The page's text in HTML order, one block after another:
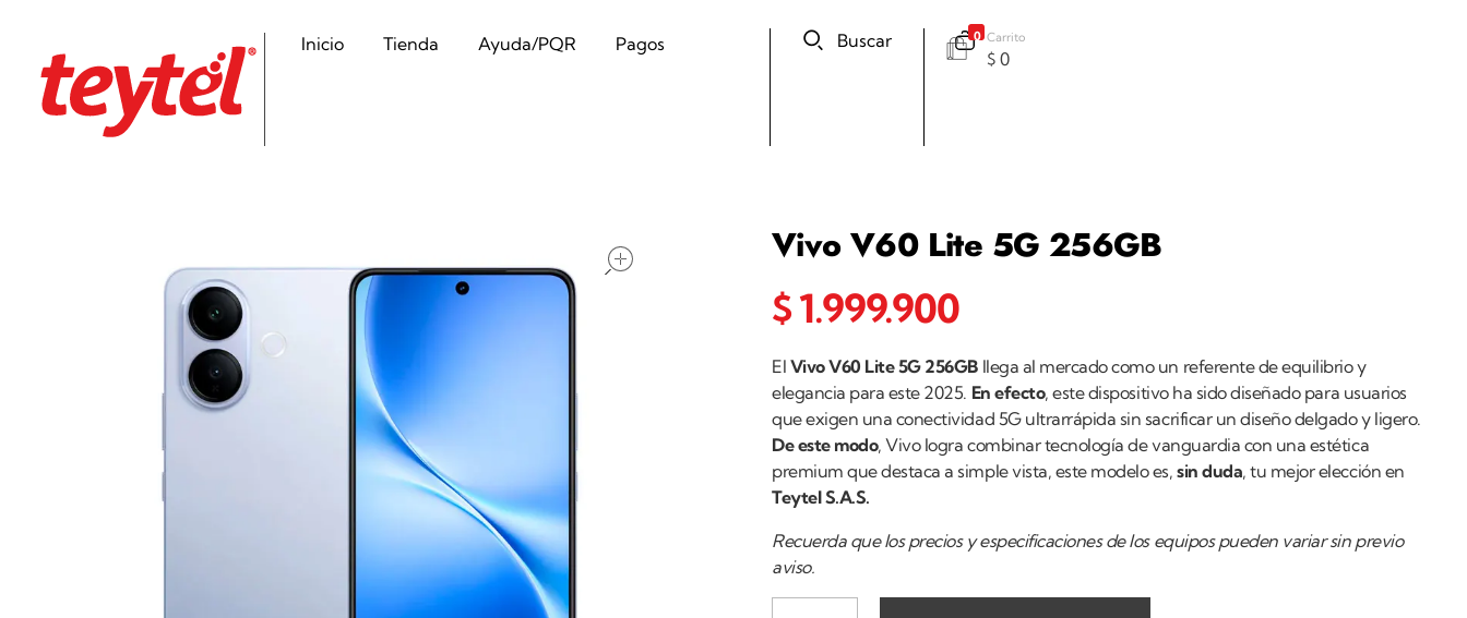
Inicio Tienda Ayuda/PQR Pagos Buscar 0 Carrito
$0
Vivo V60 Lite 5G 256GB
$1.999.900
El Vivo V60 Lite 5G 256GB llega al mercado como un referente de equilibrio y
elegancia para este 2025. En efecto, este dispositivo ha sido diseñado para usuarios
que exigen una conectividad 5G ultrarrápida sin sacrificar un diseño delgado y ligero.
De este modo, Vivo logra combinar tecnología de vanguardia con una estética
premium que destaca a simple vista, este modelo es,sin duda, tu mejor elección en
Teytel S.A.S.
Recuerda que los precios y especificaciones de los equipos pueden variar sin previo
aviso.